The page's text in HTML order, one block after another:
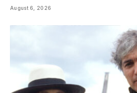
August 6, 2026